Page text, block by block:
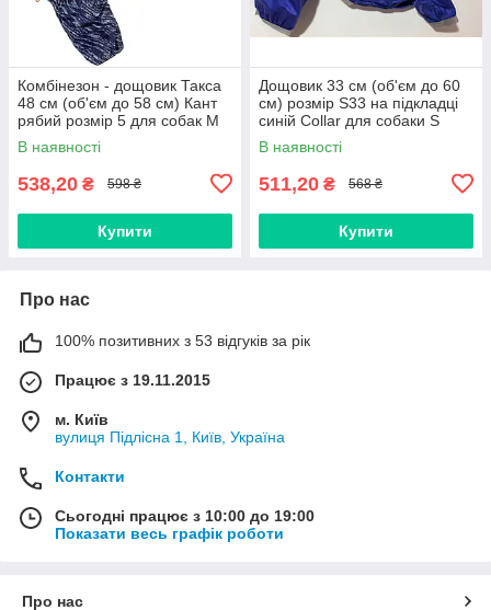
Комбінезон - дощовик Такса
48 см (об'єм до 58 см) Кант
рябий розмір 5 для собак M
В наявності
538,20 ₴ 598 ₴
Купити
Дощовик 33 см (об'єм до 60
см) розмір S33 на підкладці
синій Collar для собаки S
В наявності
511,20 ₴ 568 ₴
Купити
Про нас
100% позитивних з 53 відгуків за рік
Працює з 19.11.2015
м. Київ
вулиця Підлісна 1, Київ, Україна
Контакти
Сьогодні працює з 10:00 до 19:00
Показати весь графік роботи
Про нас